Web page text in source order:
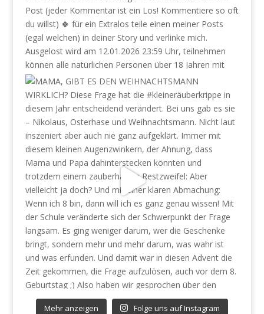
Mehr anzeigen Folge uns auf Instagram